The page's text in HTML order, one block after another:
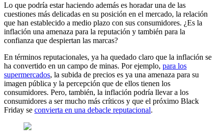
Lo que podría estar haciendo además es horadar una de las
cuestiones más delicadas en su posición en el mercado, la relación
que han establecido a medio plazo con sus consumidores. ¿Es la
inflación una amenaza para la reputación y también para la
confianza que despiertan las marcas?
En términos reputacionales, ya ha quedado claro que la inflación se
ha convertido en un campo de minas. Por ejemplo, para los
supermercados, la subida de precios es ya una amenaza para su
imagen pública y la percepción que de ellos tienen los
consumidores. Pero, también, la inflación podría llevar a los
consumidores a ser mucho más críticos y que el próximo Black
Friday se convierta en una debacle reputacional.